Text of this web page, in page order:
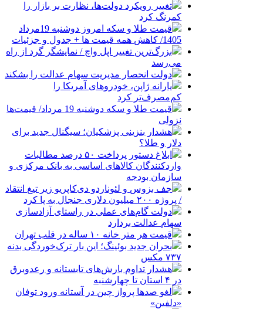
تغییر رویکرد دولت‌ها، نظارت بر بازار را
کمرنگ کرد
قیمت طلا و سکه امروز دوشنبه 19مرداد
1405/ کاهش همه قیمت ها + جدول و جزئیات
بزرگ‌ترین تغییر اپل واچ / نمایشگر گرد از راه
می‌رسد
دولت انحصار مدیریت سهام عدالت را بشکند
یارانه ژاپن، خودروهای آمریکا را
کم‌مصرف‌تر کرد
قیمت طلا و سکه دوشنبه 19 مرداد/ قیمت‌ها
نزولی
هشدار بنزینی پزشکیان؛ سیگنال جدید برای
دلار و طلا؟
ابلاغ دستور پرداخت ۵۰ درصد مطالبات
واردکنندگان کالاهای اساسی به بانک مرکزی و
سازمان بودجه
جف بزوس و لئوناردو دی‌کاپریو زیر تیغ انتقاد
/ پروژه ۲۰۰ میلیون دلاری جنجال به پا کرد
دولت گام‌های عملی در راستای آزادسازی
سهام عدالت بردارد
قیمت هر متر خانه ۱۰ ساله در قلب تهران
بحران جدید بوئینگ؛ این بار ترک‌خوردگی بدنه
۷۳۷ مکس
هشدار تداوم بارش‌های تابستانه و رعدوبرق
در ۴ استان تا چهارشنبه
لغو صدها پرواز چین در آستانه ورود توفان
«دلفین»